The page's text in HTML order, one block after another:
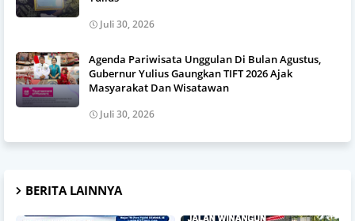
Juli 30, 2026
Agenda Pariwisata Unggulan Di Bulan Agustus,
Gubernur Yulius Gaungkan TIFT 2026 Ajak
Masyarakat Dan Wisatawan
Juli 30, 2026
BERITA LAINNYA